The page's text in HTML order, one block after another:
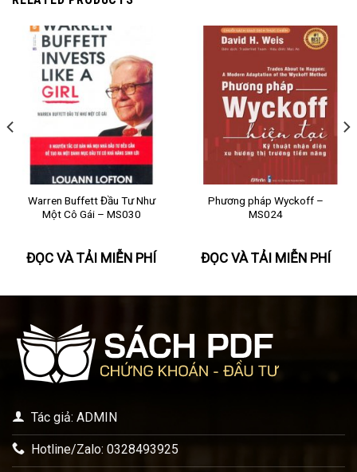
Warren Buffett Đầu Tư Như
Một Cô Gái – MS030
ĐỌC VÀ TẢI MIỄN PHÍ
Phương pháp Wyckoff –
MS024
ĐỌC VÀ TẢI MIỄN PHÍ
Tác giả: ADMIN
Hotline/Zalo: 0328493925